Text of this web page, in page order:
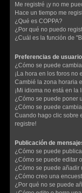
Me registré ¡y no me
Hace un tiempo me
¿Qué es COPPA?
¿Por qué no puedo
¿Cuál es la función de
Preferencias de
¿Cómo se puede
¡La hora en los foros no
Cambié la zona horaria
¡Mi idioma no está en la
¿Cómo se puede poner
¿Cómo se puede
Cuando hago clic sobre
registre!
Publicación de
¿Cómo se puede
¿Cómo se puede editar
¿Cómo se puede añadir
¿Cómo creo una
¿Por qué no se puede